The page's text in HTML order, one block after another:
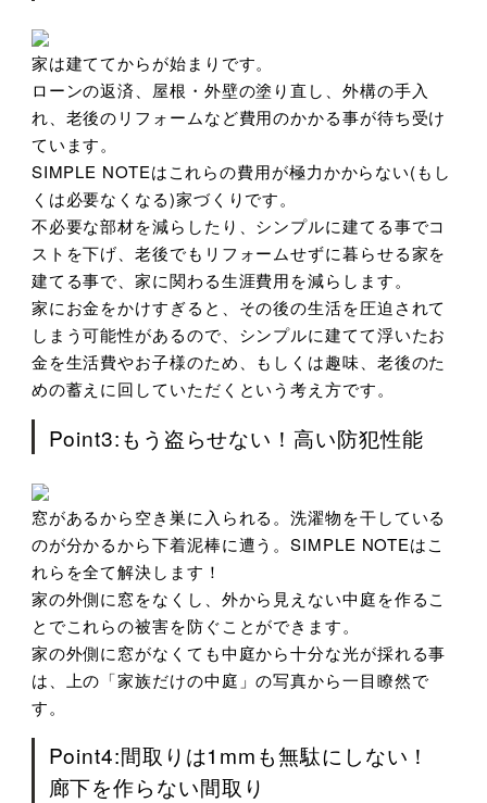
家は建ててからが始まりです。
ローンの返済、屋根・外壁の塗り直し、外構の手入
れ、老後のリフォームなど費用のかかる事が待ち受け
ています。
SIMPLE NOTEはこれらの費用が極力かからない(もし
くは必要なくなる)家づくりです。
不必要な部材を減らしたり、シンプルに建てる事でコ
ストを下げ、老後でもリフォームせずに暮らせる家を
建てる事で、家に関わる生涯費用を減らします。
家にお金をかけすぎると、その後の生活を圧迫されて
しまう可能性があるので、シンプルに建てて浮いたお
金を生活費やお子様のため、もしくは趣味、老後のた
めの蓄えに回していただくという考え方です。
Point3:もう盗らせない！高い防犯性能
窓があるから空き巣に入られる。洗濯物を干している
のが分かるから下着泥棒に遭う。SIMPLE NOTEはこ
れらを全て解決します！
家の外側に窓をなくし、外から見えない中庭を作るこ
とでこれらの被害を防ぐことができます。
家の外側に窓がなくても中庭から十分な光が採れる事
は、上の「家族だけの中庭」の写真から一目瞭然で
す。
Point4:間取りは1mmも無駄にしない！
廊下を作らない間取り